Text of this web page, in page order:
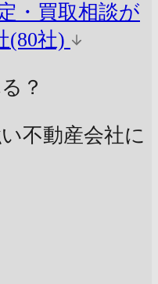
・買取相談が
(80社)
？
不動産会社に